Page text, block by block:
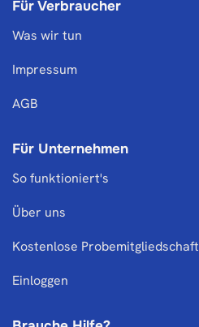
Für Verbraucher
Was wir tun
Impressum
AGB
Für Unternehmen
So funktioniert's
Über uns
Kostenlose Probemitgliedschaft
Einloggen